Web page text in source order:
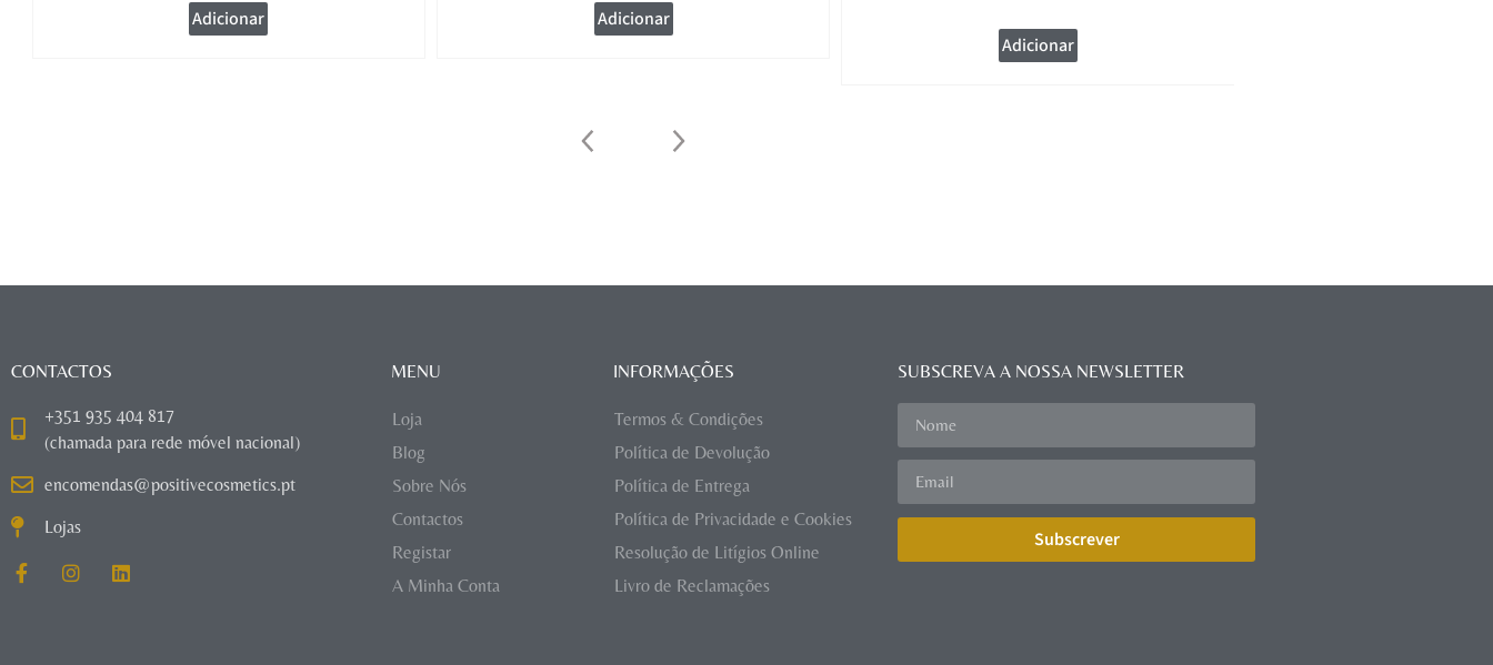
Adicionar Adicionar
Adicionar
CONTACTOS
+351 935 404 817
(chamada para rede móvel nacional)
encomendas@positivecosmetics.pt
Lojas
MENU
Loja
Blog
Sobre Nós
Contactos
Registar
A Minha Conta
INFORMAÇÕES
Termos & Condições
Política de Devolução
Política de Entrega
Política de Privacidade e Cookies
Resolução de Litígios Online
Livro de Reclamações
SUBSCREVA A NOSSA NEWSLETTER
Subscrever